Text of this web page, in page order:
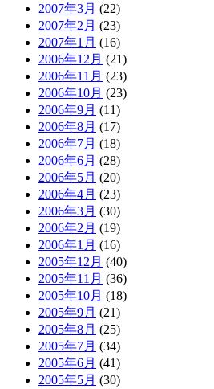
2007年3月 (22)
2007年2月 (23)
2007年1月 (16)
2006年12月 (21)
2006年11月 (23)
2006年10月 (23)
2006年9月 (11)
2006年8月 (17)
2006年7月 (18)
2006年6月 (28)
2006年5月 (20)
2006年4月 (23)
2006年3月 (30)
2006年2月 (19)
2006年1月 (16)
2005年12月 (40)
2005年11月 (36)
2005年10月 (18)
2005年9月 (21)
2005年8月 (25)
2005年7月 (34)
2005年6月 (41)
2005年5月 (30)